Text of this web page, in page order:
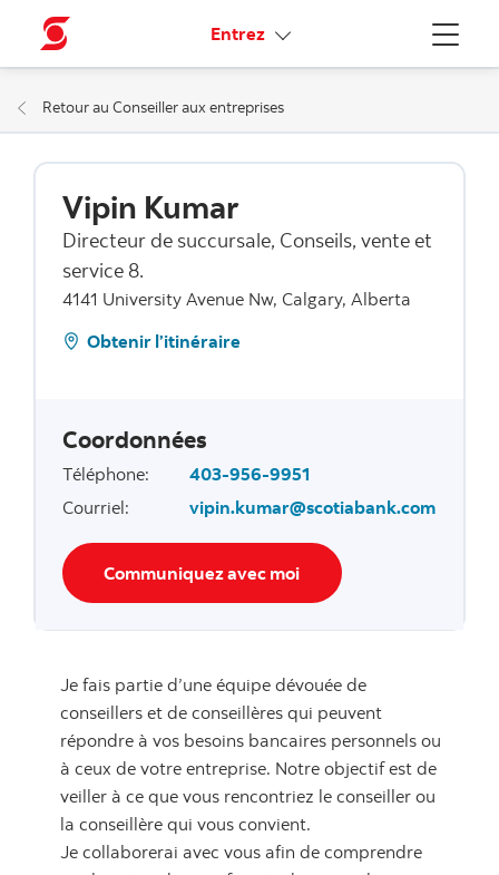
Menu
Entrez Liens connexes
Retour au Conseiller aux entreprises
Vipin Kumar
Directeur de succursale, Conseils, vente et
service 8.
4141 University Avenue Nw, Calgary, Alberta
Obtenir l’itinéraire
Coordonnées
Téléphone:
403-956-9951
Courriel: vipin.kumar@scotiabank.com
Communiquez avec moi
Je fais partie d’une équipe dévouée de
conseillers et de conseillères qui peuvent
répondre à vos besoins bancaires personnels ou
à ceux de votre entreprise. Notre objectif est de
veiller à ce que vous rencontriez le conseiller ou
la conseillère qui vous convient.
Je collaborerai avec vous afin de comprendre